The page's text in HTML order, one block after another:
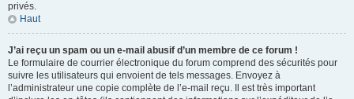
privés.
Haut
J’ai reçu un spam ou un e-mail abusif d’un membre de ce forum !
Le formulaire de courrier électronique du forum comprend des sécurités pour
suivre les utilisateurs qui envoient de tels messages. Envoyez à
l’administrateur une copie complète de l’e-mail reçu. Il est très important